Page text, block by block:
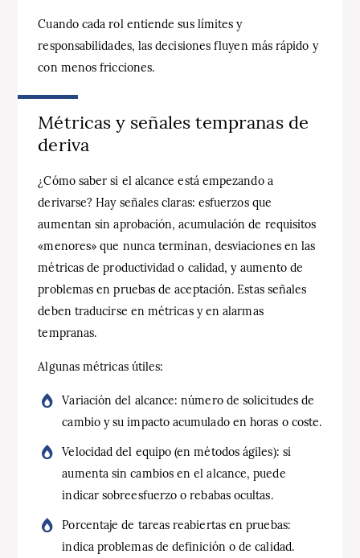
Cuando cada rol entiende sus límites y
responsabilidades, las decisiones fluyen más rápido y
con menos fricciones.
Métricas y señales tempranas de
deriva
¿Cómo saber si el alcance está empezando a
derivarse? Hay señales claras: esfuerzos que
aumentan sin aprobación, acumulación de requisitos
«menores» que nunca terminan, desviaciones en las
métricas de productividad o calidad, y aumento de
problemas en pruebas de aceptación. Estas señales
deben traducirse en métricas y en alarmas
tempranas.
Algunas métricas útiles:
Variación del alcance: número de solicitudes de
cambio y su impacto acumulado en horas o coste.
Velocidad del equipo (en métodos ágiles): si
aumenta sin cambios en el alcance, puede
indicar sobreesfuerzo o rebabas ocultas.
Porcentaje de tareas reabiertas en pruebas:
indica problemas de definición o de calidad.